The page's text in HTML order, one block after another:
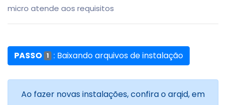
micro atende aos requisitos
PASSO 1 : Baixando arquivos de instalação
Ao fazer novas instalações, confira o arqid, em